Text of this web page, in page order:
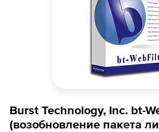
Burst Technology, Inc. bt-
(возобновление пакета